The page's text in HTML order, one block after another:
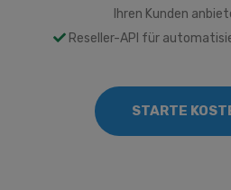
Ihren Kunden
Reseller-API für
STARTE